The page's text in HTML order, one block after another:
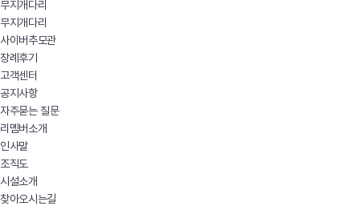
무지개다리
무지개다리
사이버추모관
장례후기
고객센터
공지사항
자주묻는 질문
리멤버소개
인사말
조직도
시설소개
찾아오시는길